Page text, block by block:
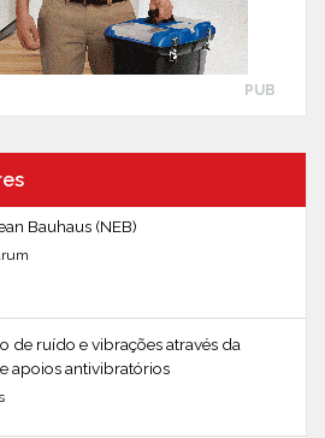
PUB
Bauhaus (NEB)
de ruído e vibrações através da
apoios antivibratórios